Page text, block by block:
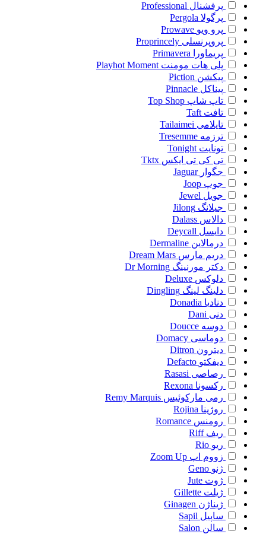
پرفشنال Professional
پرگولا Pergola
پرو ویو Prowave
پروپرنسلی Proprincely
پریماورا
Primavera
پلی هات مومنت Playhot Moment
پیکشن Piction
پیناکل Pinnacle
تاپ شاپ Top Shop
تافت Taft
تایلامی Tailaimei
ترزمه Tresemme
تونایت Tonight
تی کی تی ایکس Tktx
جگوار Jaguar
جوپ Joop
جویل Jewel
جیلانگ Jilong
دالاس Dalass
دایسل Deycall
درمالاین Dermaline
دریم مارس Dream Mars
دکتر مورنینگ Dr Morning
دلوکس Deluxe
دلینگ لینگ Dingling
دنادیا Donadia
دنی Dani
دوسه Doucce
دوماسی Domacy
دیترون Ditron
دیفکتو Defacto
رصاصی Rasasi
رکسونا Rexona
رمی مارکوئیس Remy Marquis
روژینا Rojina
رومنس Romance
ریف Riff
ریو Rio
زووم اپ Zoom Up
ژنو Geno
ژوت Jute
ژیلت Gillette
ژیناژن Ginagen
ساپیل Sapil
سالن Salon